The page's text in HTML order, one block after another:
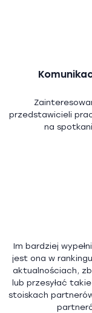
przedstawicieli
na
Im bardziej
jest ona w
aktualnościach,
lub przesyłać
stoiskach